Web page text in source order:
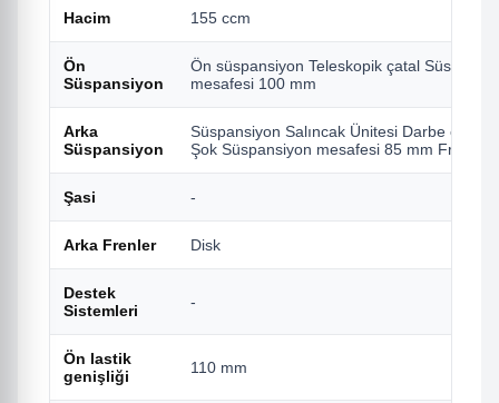
Hacim 155 ccm
Ön
Süspansiyon
Ön süspansiyon Teleskopik çatal
mesafesi 100 mm
Arka
Süspansiyon
Süspansiyon Salıncak Ünitesi Darbe emici
Şok Süspansiyon mesafesi 85 mm Frenler
Şasi -
Arka Frenler Disk
Destek
Sistemleri
-
Ön lastik
genişliği
110 mm